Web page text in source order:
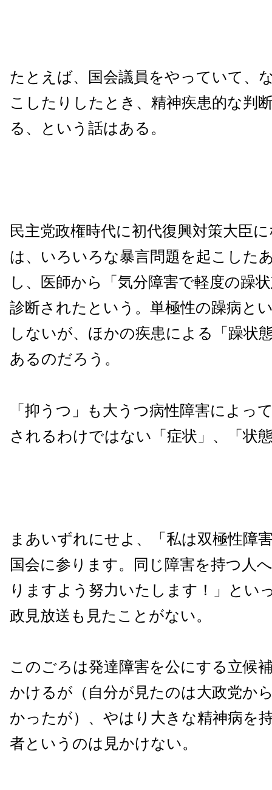
たとえば、国会議員をやっていて、
こしたりしたとき、精神疾患的な判
る、という話はある。
民主党政権時代に初代復興対策大臣
は、いろいろな暴言問題を起こした
し、医師から「気分障害で軽度の躁
診断されたという。単極性の躁病と
しないが、ほかの疾患による「躁状
あるのだろう。
「抑うつ」も大うつ病性障害によっ
されるわけではない「症状」、「状
まあいずれにせよ、「私は双極性障
国会に参ります。同じ障害を持つ人
りますよう努力いたします！」とい
政見放送も見たことがない。
このごろは発達障害を公にする立候
かけるが（自分が見たのは大政党か
かったが）、やはり大きな精神病を
者というのは見かけない。